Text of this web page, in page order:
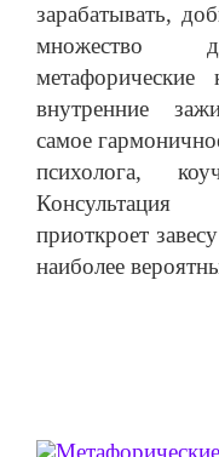
зарабатывать,
множество
внутренние
самое
психолога,
Консультация
приоткроет
наиболее